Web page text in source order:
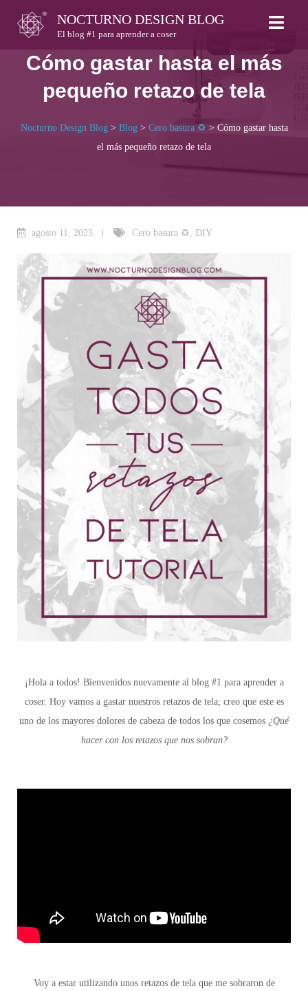
content
NOCTURNO DESIGN BLOG
El blog #1 para aprender a coser
Cómo gastar hasta el más
pequeño retazo de tela
Nocturno Design Blog> Blog> Cero basura ♻ > Cómo gastar hasta
el más pequeño retazo de tela
agosto 11, 2023 Cero basura ♻ , DIY
¡Hola a todos! Bienvenidos nuevamente al blog #1 para aprender a
coser. Hoy vamos a gastar nuestros retazos de tela; creo que este es
uno de los mayores dolores de cabeza de todos los que cosemos ¿Qué
hacer con los retazos que nos sobran?
Voy a estar utilizando unos retazos de tela que me sobraron de